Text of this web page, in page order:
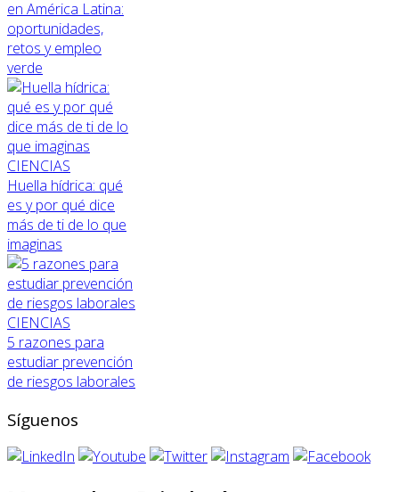
en América Latina:
oportunidades,
retos y empleo
verde
CIENCIAS
Huella hídrica: qué
es y por qué dice
más de ti de lo que
imaginas
CIENCIAS
5 razones para
estudiar prevención
de riesgos laborales
Síguenos